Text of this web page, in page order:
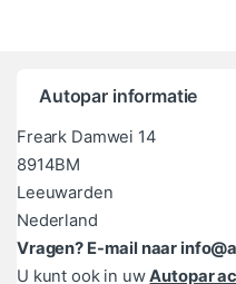
Autopar informatie
Freark Damwei 14
8914BM
Leeuwarden
Nederland
Vragen? E-mail naar
U kunt ook in uwAutopar